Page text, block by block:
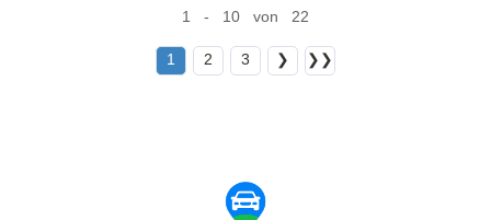
1 - 10 von 22
1 2 3 ❯ ❯❯